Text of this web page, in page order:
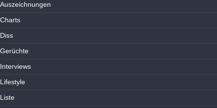
Auszeichnungen
Charts
Diss
Gerüchte
Interviews
Lifestyle
Liste